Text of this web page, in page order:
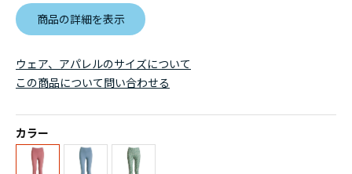
商品の詳細を表示
ウェア、アパレルのサイズについて
カラー
この商品について問い合わせる